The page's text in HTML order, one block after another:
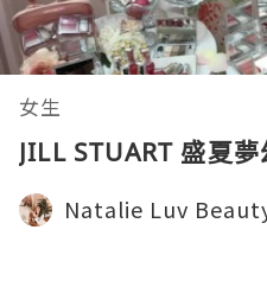
女生
JILL STUART 盛夏
Natalie Luv